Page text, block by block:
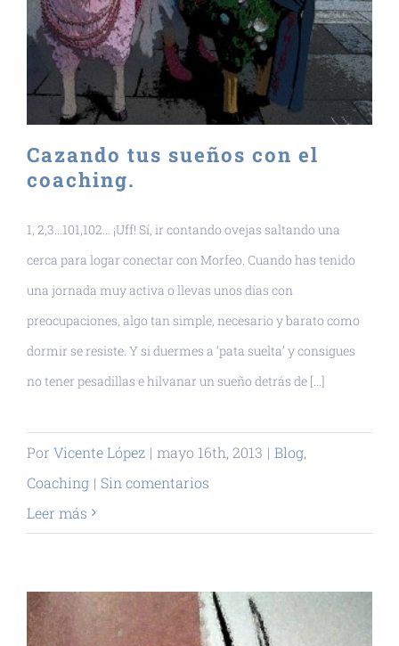
Cazando tus sueños con el
coaching.
1, 2,3…101,102… ¡Uff! Sí, ir contando ovejas saltando una
cerca para logar conectar con Morfeo. Cuando has tenido
una jornada muy activa o llevas unos días con
preocupaciones, algo tan simple, necesario y barato como
dormir se resiste. Y si duermes a ‘pata suelta’ y consigues
no tener pesadillas e hilvanar un sueño detrás de [...]
Por Vicente López | mayo 16th, 2013 | Blog,
Coaching | Sin comentarios
Leer más